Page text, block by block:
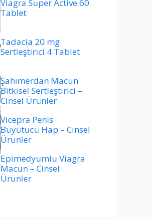
Viagra Super Active 60
Tablet
Tadacia 20 mg
Sertleştirici 4 Tablet
Şahımerdan Macun
Bitkisel Sertleştirici –
Cinsel Ürünler
Vicepra Penis
Büyütücü Hap – Cinsel
Ürünler
Epimedyumlu Viagra
Macun – Cinsel
Ürünler